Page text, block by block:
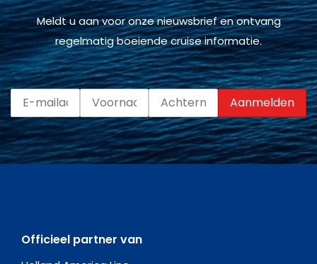
Meldt u aan voor onze nieuwsbrief en ontvang
regelmatig boeiende cruise informatie.
Officieel partner van